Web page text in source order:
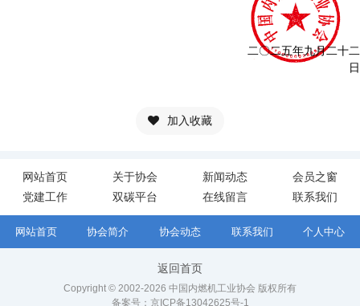
二〇二五年九月二十二
日
加入收藏
网站首页 关于协会 新闻动态
会员之窗
党建工作
双碳平台 在线留言 联系我们
网站首页 协会简介 协会动态 联系我们 个人中心
返回首页
Copyright © 2002-2026 中国内燃机工业协会 版权所有
备案号： 京ICP备13042625号-1